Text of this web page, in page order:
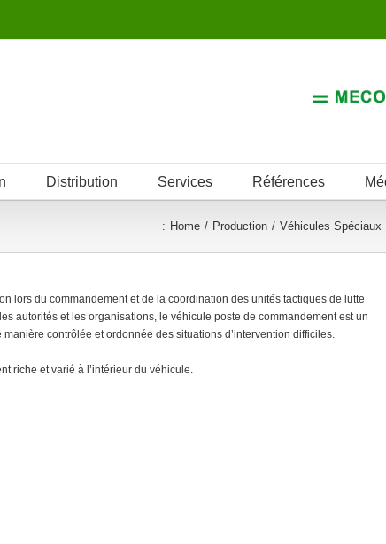
Distribution Services Références
: Home Production Véhicules Spéciaux
lors du commandement et de la coordination des unités tactiques de lutte
autorités et les organisations, le véhicule poste de commandement est un
contrôlée et ordonnée des situations d’intervention difficiles.
riche et varié à l’intérieur du véhicule.